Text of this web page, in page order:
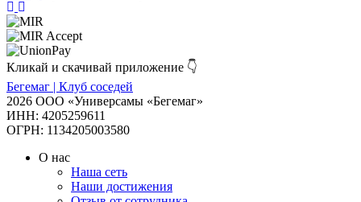
Кликай и скачивай приложение 👇
Бегемаг | Клуб соседей
2026 ООО «Универсамы «Бегемаг»
ИНН: 4205259611
ОГРН: 1134205003580
О нас
Наша сеть
Наши достижения